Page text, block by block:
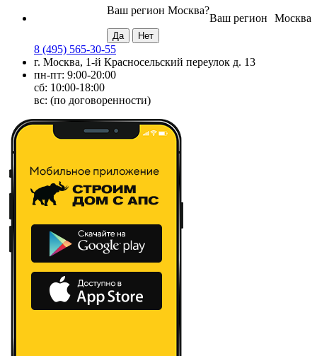
Москва
Ваш регион
Ваш регион Москва?
8 (495) 565-30-55
г. Москва, 1-й Красносельский переулок д. 13
пн-пт: 9:00-20:00
сб: 10:00-18:00
вс: (по договоренности)